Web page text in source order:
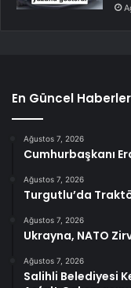
En Güncel Haberler
Ağustos 7, 2026
Cumhurbaşkanı
Ağustos 7, 2026
Turgutlu’da
Ağustos 7, 2026
Ukrayna, NATO
Ağustos 7, 2026
Salihli Belediyesi